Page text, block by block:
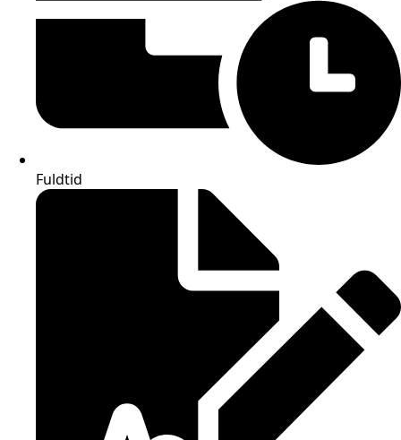
Fuldtid